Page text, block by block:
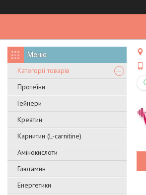
Категорії товарів
Протеїни
Гейнери
Креатин
Карнитин (L-carnitine)
Амінокислоти
Глютамин
Енергетики